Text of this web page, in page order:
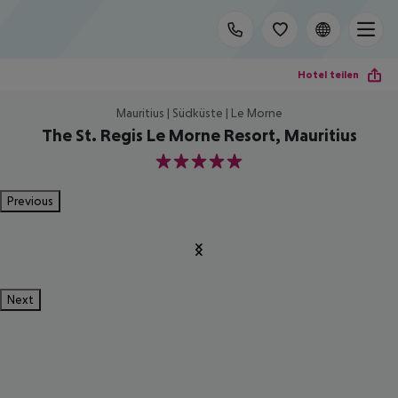
Hotel teilen
Mauritius | Südküste | Le Morne
The St. Regis Le Morne Resort, Mauritius
5
Previous
Next